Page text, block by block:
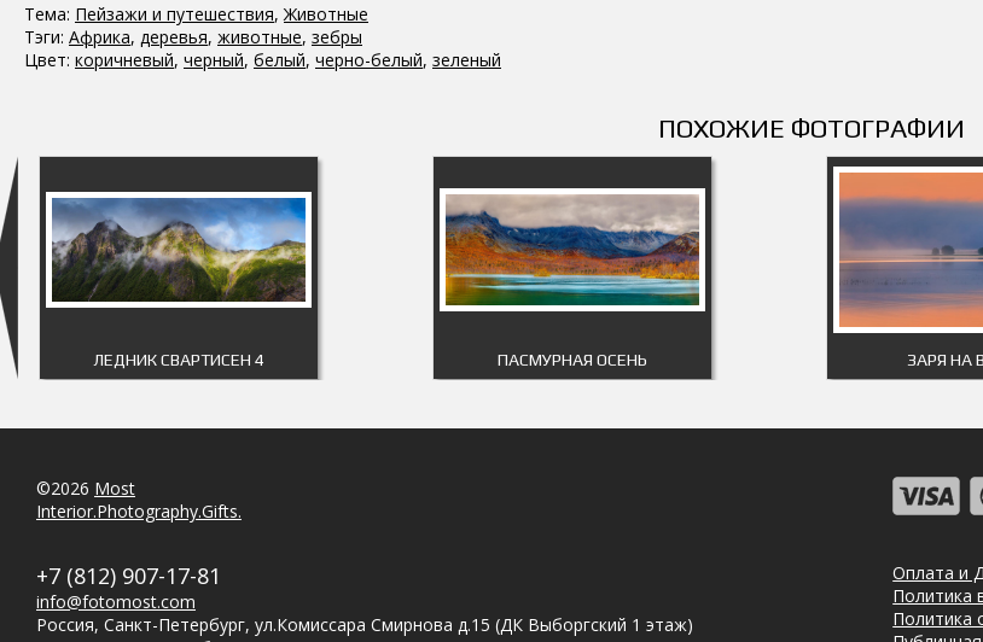
Тема: Пейзажи и путешествия, Животные
Тэги: Африка, деревья, животные, зебры
Цвет: коричневый, черный, белый, черно-белый, зеленый
ПОХОЖИЕ ФОТОГРАФИИ
ЛЕДНИК СВАРТИСЕН 4 ПАСМУРНАЯ ОСЕНЬ ЗАРЯ НА
©2026 Most
Interior.Photography.Gifts.
Оплата и
Политика
Политика
+7 (812) 907-17-81
info@fotomost.com
Россия, Санкт-Петербург, ул.Комиссара Смирнова д.15 (ДК Выборгский 1 этаж)